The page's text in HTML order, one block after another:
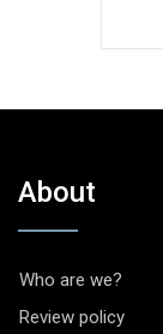
About
Who are we?
Review policy